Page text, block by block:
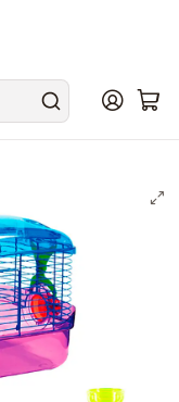
el Gran Santiago
de comida + Look Out